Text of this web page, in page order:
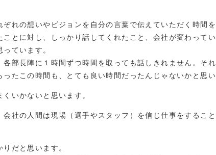
れの想いやビジョンを自分の言葉で伝えていただく時間
とに対し、しっかり話してくれたこと、会社が変わって
ています。
部長陣に１時間ずつ時間を取っても話しきれません。そ
たこの時間も、とても良い時間だったんじゃないかと思
いかないと思います。
社の人間は現場（選手やスタッフ）を信じ仕事をするこ
だと思います。